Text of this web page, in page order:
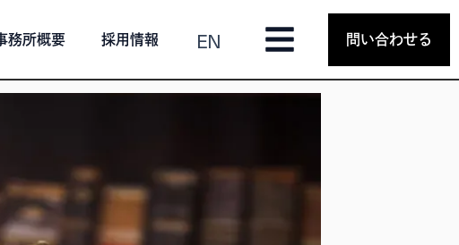
務所概要 採用情報 EN 問い合わせる